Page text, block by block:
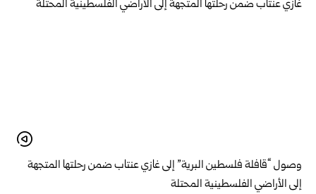
وصول “قافلة فلسطين البرية” إلى غازي عنتاب ضمن رحلتها المتجهة
إلى الأراضي الفلسطينية المحتلة